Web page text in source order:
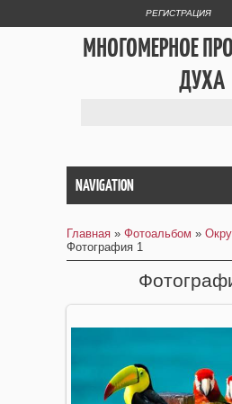
РЕГИСТРАЦИЯ
МНОГОМЕРНОЕ
ДУХА
NAVIGATION
Главная » Фотоальбом »
Фотография 1